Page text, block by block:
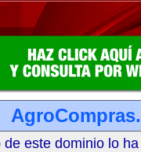
de este dominio lo